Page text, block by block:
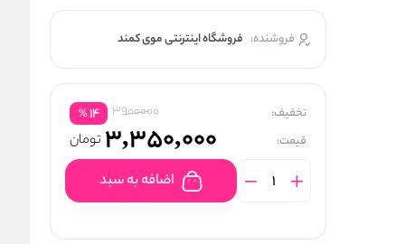
فروشنده: فروشگاه اینترنتی موی کمند
تخفیف: 3900000
14
%
قیمت: 3,350,000 تومان
اضافه به سبد